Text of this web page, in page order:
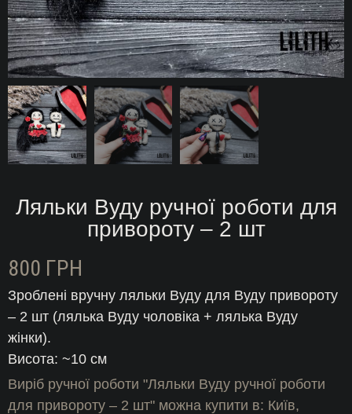
Ляльки Вуду ручної роботи для
привороту – 2 шт
800 ГРН
Зроблені вручну ляльки Вуду для Вуду привороту
– 2 шт (лялька Вуду чоловіка + лялька Вуду
жінки).
Висота: ~10 см
Виріб ручної роботи "Ляльки Вуду ручної роботи
для привороту – 2 шт" можна купити в: Київ,